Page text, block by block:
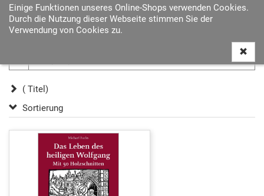
Einige Funktionen unseres Online-Shops verwenden Cookies.
Durch die Nutzung dieser Webseite stimmen Sie der
Verwendung von Cookies zu.
( Titel)
Sortierung